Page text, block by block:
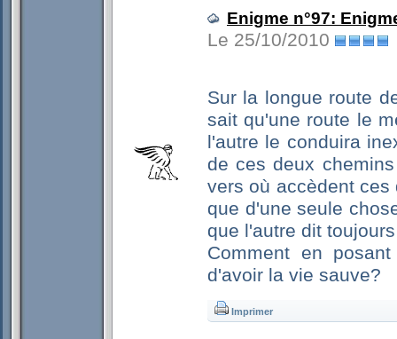
Enigme n°97:
Le 25/10/2010
Sur la longue route
sait qu'une route le
l'autre le conduira
de ces deux
vers où accèdent
que d'une seule
que l'autre dit
Comment en
d'avoir la vie sauve?
Imprimer